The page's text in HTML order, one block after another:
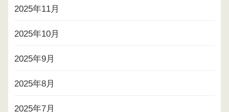
2025年11月
2025年10月
2025年9月
2025年8月
2025年7月